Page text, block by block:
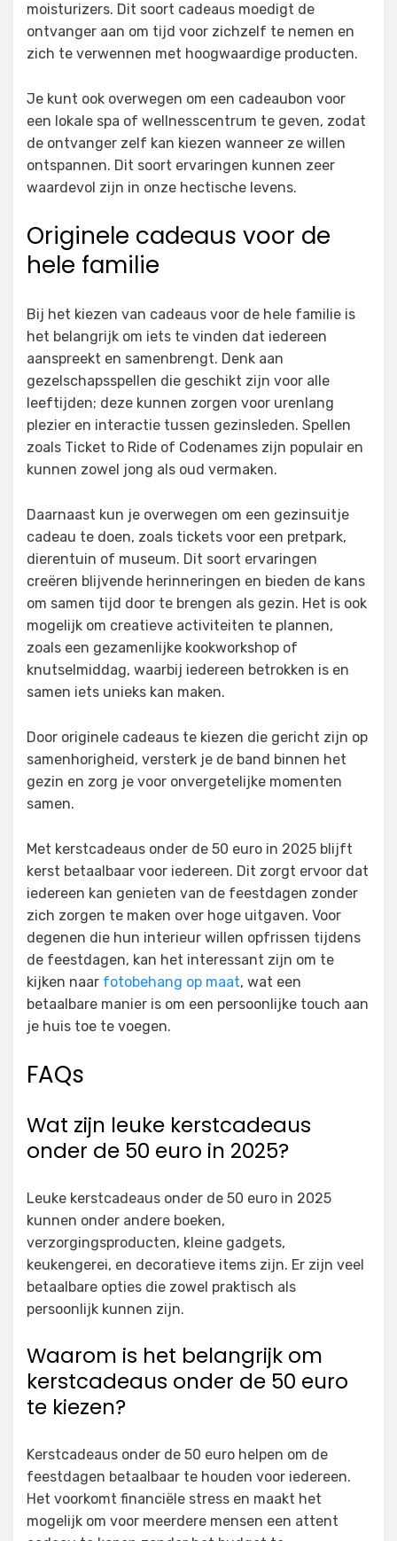
moisturizers. Dit soort cadeaus moedigt de
ontvanger aan om tijd voor zichzelf te nemen en
zich te verwennen met hoogwaardige producten.
Je kunt ook overwegen om een cadeaubon voor
een lokale spa of wellnesscentrum te geven, zodat
de ontvanger zelf kan kiezen wanneer ze willen
ontspannen. Dit soort ervaringen kunnen zeer
waardevol zijn in onze hectische levens.
Originele cadeaus voor de
hele familie
Bij het kiezen van cadeaus voor de hele familie is
het belangrijk om iets te vinden dat iedereen
aanspreekt en samenbrengt. Denk aan
gezelschapsspellen die geschikt zijn voor alle
leeftijden; deze kunnen zorgen voor urenlang
plezier en interactie tussen gezinsleden. Spellen
zoals Ticket to Ride of Codenames zijn populair en
kunnen zowel jong als oud vermaken.
Daarnaast kun je overwegen om een gezinsuitje
cadeau te doen, zoals tickets voor een pretpark,
dierentuin of museum. Dit soort ervaringen
creëren blijvende herinneringen en bieden de kans
om samen tijd door te brengen als gezin. Het is ook
mogelijk om creatieve activiteiten te plannen,
zoals een gezamenlijke kookworkshop of
knutselmiddag, waarbij iedereen betrokken is en
samen iets unieks kan maken.
Door originele cadeaus te kiezen die gericht zijn op
samenhorigheid, versterk je de band binnen het
gezin en zorg je voor onvergetelijke momenten
samen.
Met kerstcadeaus onder de 50 euro in 2025 blijft
kerst betaalbaar voor iedereen. Dit zorgt ervoor dat
iedereen kan genieten van de feestdagen zonder
zich zorgen te maken over hoge uitgaven. Voor
degenen die hun interieur willen opfrissen tijdens
de feestdagen, kan het interessant zijn om te
kijken naar fotobehang op maat, wat een
betaalbare manier is om een persoonlijke touch aan
je huis toe te voegen.
FAQs
Wat zijn leuke kerstcadeaus
onder de 50 euro in 2025?
Leuke kerstcadeaus onder de 50 euro in 2025
kunnen onder andere boeken,
verzorgingsproducten, kleine gadgets,
keukengerei, en decoratieve items zijn. Er zijn veel
betaalbare opties die zowel praktisch als
persoonlijk kunnen zijn.
Waarom is het belangrijk om
kerstcadeaus onder de 50 euro
te kiezen?
Kerstcadeaus onder de 50 euro helpen om de
feestdagen betaalbaar te houden voor iedereen.
Het voorkomt financiële stress en maakt het
mogelijk om voor meerdere mensen een attent